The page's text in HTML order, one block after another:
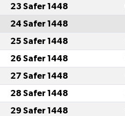
23 Safer 1448
24 Safer 1448
25 Safer 1448
26 Safer 1448
27 Safer 1448
28 Safer 1448
29 Safer 1448